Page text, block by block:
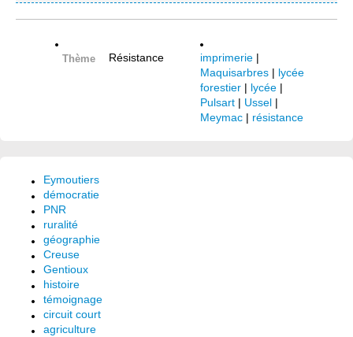
Thème Résistance imprimerie |
Maquisarbres | lycée
forestier | lycée |
Pulsart | Ussel |
Meymac | résistance
Eymoutiers
démocratie
PNR
ruralité
géographie
Creuse
Gentioux
histoire
témoignage
circuit court
agriculture